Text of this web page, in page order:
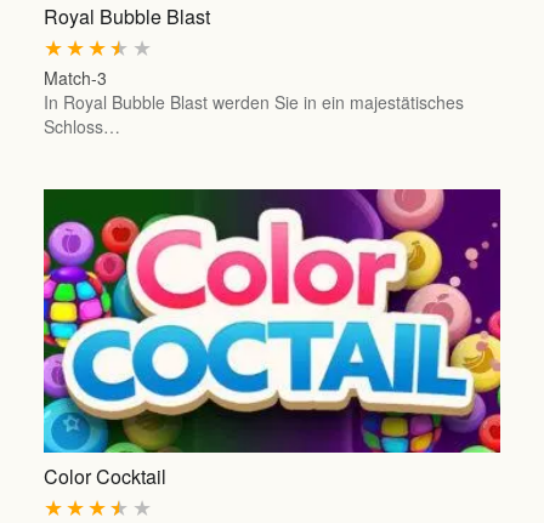
Royal Bubble Blast
★
★
★
★
★
Match-3
In Royal Bubble Blast werden Sie in ein majestätisches
Schloss…
Color Cocktail
★
★
★
★
★